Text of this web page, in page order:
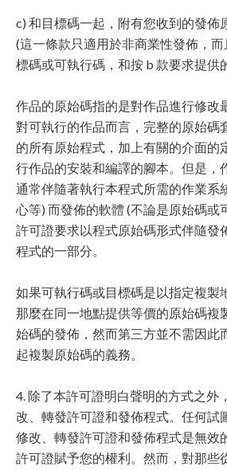
c) 和目標碼一起，附有您收到的發佈
(這一條款只適用於非商業性發佈，
標碼或可執行碼，和按 b 款要求提供
作品的原始碼指的是對作品進行修改
對可執行的作品而言，完整的原始碼
的所有原始程式，加上有關的介面的
行作品的安裝和編譯的腳本。但是，
通常伴隨著執行本程式所需的作業系
心等) 而發佈的軟體 (不論是原始碼或
許可證要求以程式原始碼形式伴隨發
程式的一部分。
如果可執行碼或目標碼是以指定複製
那麼在同一地點提供等價的原始碼複
始碼的發佈，然而第三方並不需因此
起複製原始碼的義務。
4. 除了本許可證明白聲明的方式之外
改、轉發許可證和發佈程式。任何試
修改、轉發許可證和發佈程式是無效
許可證賦予您的權利。然而，對那些